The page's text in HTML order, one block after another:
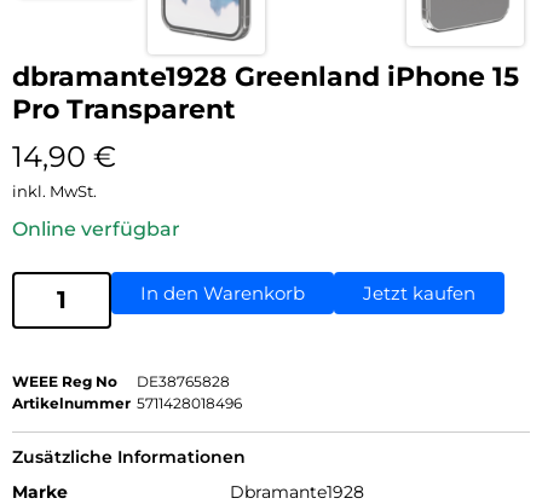
dbramante1928 Greenland iPhone 15
Pro Transparent
14,90 €
inkl. MwSt.
Online verfügbar
In den Warenkorb Jetzt kaufen
WEEE Reg No
DE38765828
Artikelnummer 5711428018496
Zusätzliche Informationen
Marke
Dbramante1928